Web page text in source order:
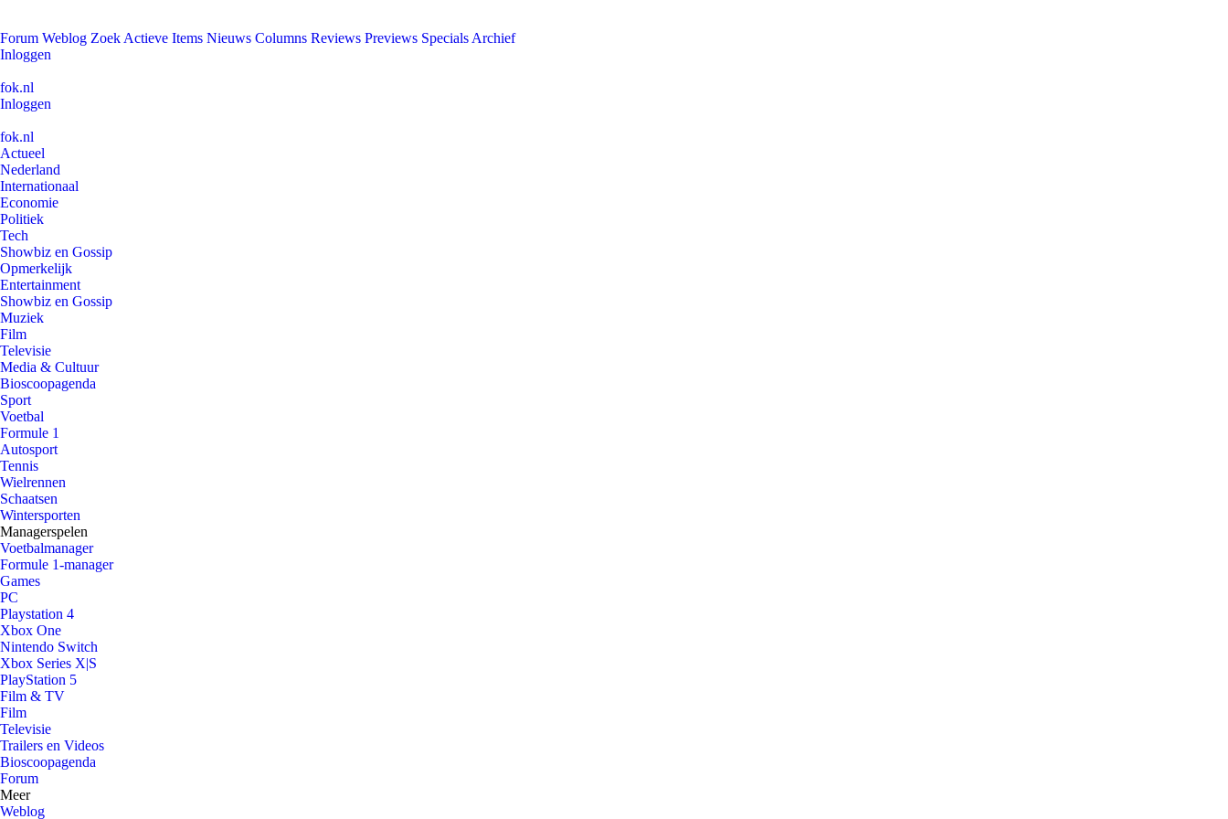
Forum Weblog Zoek Actieve Items Nieuws Columns Reviews Previews Specials Archief
Inloggen
fok.nl
Inloggen
fok.nl
Actueel
Nederland
Internationaal
Economie
Politiek
Tech
Showbiz en Gossip
Opmerkelijk
Entertainment
Showbiz en Gossip
Muziek
Film
Televisie
Media & Cultuur
Bioscoopagenda
Sport
Voetbal
Formule 1
Autosport
Tennis
Wielrennen
Schaatsen
Wintersporten
Managerspelen
Voetbalmanager
Formule 1-manager
Games
PC
Playstation 4
Xbox One
Nintendo Switch
Xbox Series X|S
PlayStation 5
Film & TV
Film
Televisie
Trailers en Videos
Bioscoopagenda
Forum
Meer
Weblog